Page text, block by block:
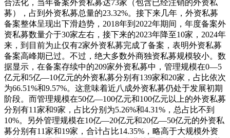
合法化，当年备案外资私募达73家（包含已经注销的外资私
募），占到外资私募总量的23.32%。接下来几年，外资私募
备案整体呈现出下滑趋势，2018年到2022年期间，年度备案外
资私募数量介于30家左右，接下来的2023年降至10家，2024年
来，到目前为止仅有2家外资私募完成了备案，表明外资私募
备案高峰期已过。不过，绝大多数外商独资私募规模较小。数
据显示，在备案存续中的209家外资私募中，管理规模在0—5
亿元和5亿—10亿元的外资私募分别有139家和20家，占比依次
为66.51%和9.57%。这意味着近八成外资私募仍处于发展初期
阶段。而管理规模在50亿—100亿元和100亿元以上的外资私募
分别有11家和9家，占比分别为5.26%和4.31%，总占比不到
10%。另外管理规模在10亿—20亿元和20亿—50亿元的外资私
募分别有11家和19家，合计占比14.35%，略高于大规模外资